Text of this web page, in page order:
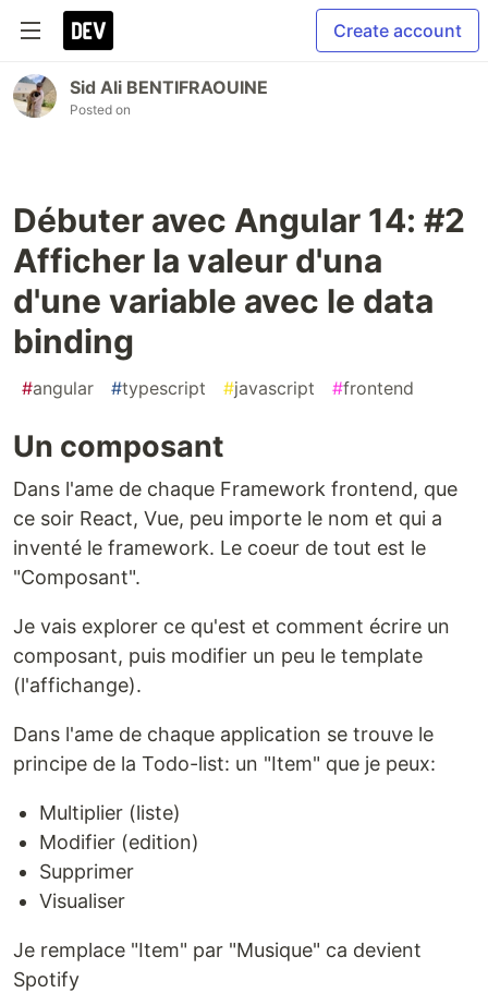
Create account
Sid Ali BENTIFRAOUINE
Posted on
Débuter avec Angular 14: #2
Afficher la valeur d'una
d'une variable avec le data
binding
#angular #typescript #javascript #frontend
Un composant
Dans l'ame de chaque Framework frontend, que
ce soir React, Vue, peu importe le nom et qui a
inventé le framework. Le coeur de tout est le
"Composant".
Je vais explorer ce qu'est et comment écrire un
composant, puis modifier un peu le template
(l'affichange).
Dans l'ame de chaque application se trouve le
principe de la Todo-list: un "Item" que je peux:
Multiplier (liste)
Modifier (edition)
Supprimer
Visualiser
Je remplace "Item" par "Musique" ca devient
Spotify